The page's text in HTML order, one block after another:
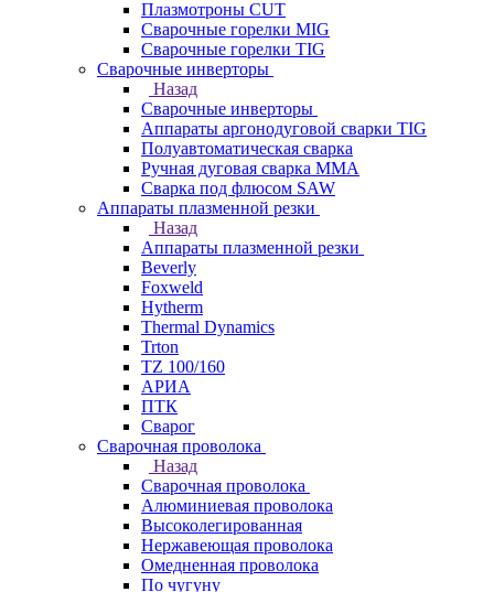
Плазмотроны CUT
Сварочные горелки MIG
Сварочные горелки TIG
Сварочные инверторы
Назад
Сварочные инверторы
Аппараты аргонодуговой сварки TIG
Полуавтоматическая сварка
Ручная дуговая сварка MMA
Сварка под флюсом SAW
Аппараты плазменной резки
Назад
Аппараты плазменной резки
Beverly
Foxweld
Hytherm
Thermal Dynamics
Trton
TZ 100/160
АРИА
ПТК
Сварог
Сварочная проволока
Назад
Сварочная проволока
Алюминиевая проволока
Высоколегированная
Нержавеющая проволока
Омедненная проволока
По чугуну